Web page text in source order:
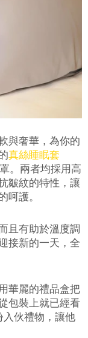
與奢華，為你的
真絲睡眠套
。兩者均採用高
皺紋的特性，讓
呵護。
且有助於溫度調
接新的一天，全
華麗的禮品盒把
包裝上就已經看
伙禮物，讓他